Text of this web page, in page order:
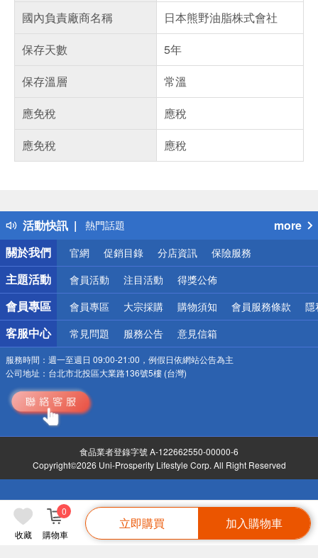
收藏 購物車
0
立即購買 加入購物車
國內負責廠商名稱
日本熊野油脂株式會社
保存天數
5年
保存溫層
常溫
應免稅
應稅
應免稅
應稅
活動快訊
得獎公告
熱門話題
銀行優惠
偏遠地區配送
詐騙網頁！請小心！
more
關於我們
官網 促銷目錄 分店資訊 保險服務
主題活動 會員活動 注目活動 得獎公佈
會員專區 會員專區 大宗採購 購物須知 會員服務條款 隱
客服中心 常見問題 服務公告 意見信箱
服務時間： 週一至週日 09:00-21:00，例假日依網站公告為主
公司地址： 台北市北投區大業路136號5樓 (台灣)
食品業者登錄字號 A-122662550-00000-6
Copyright©2026 Uni-Prosperity Lifestyle Corp. All Right Reserved